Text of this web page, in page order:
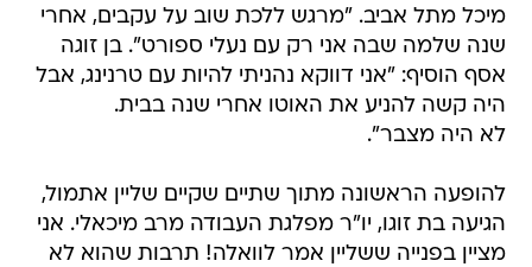
מיכל מתל אביב. "מרגש ללכת שוב על עקבים, אחרי
שנה שלמה שבה אני רק עם נעלי ספורט". בן זוגה
אסף הוסיף: "אני דווקא נהניתי להיות עם טרנינג, אבל
היה קשה להניע את האוטו אחרי שנה בבית.
לא היה מצבר".
להופעה הראשונה מתוך שתיים שקיים שליין אתמול,
הגיעה בת זוגו, יו"ר מפלגת העבודה מרב מיכאלי. אני
מציין בפנייה ששליין אמר לוואלה! תרבות שהוא לא